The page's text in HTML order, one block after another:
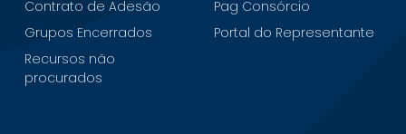
Contrato de Adesão
Grupos Encerrados
Recursos não
procurados
Pag Consórcio
Portal do Representante